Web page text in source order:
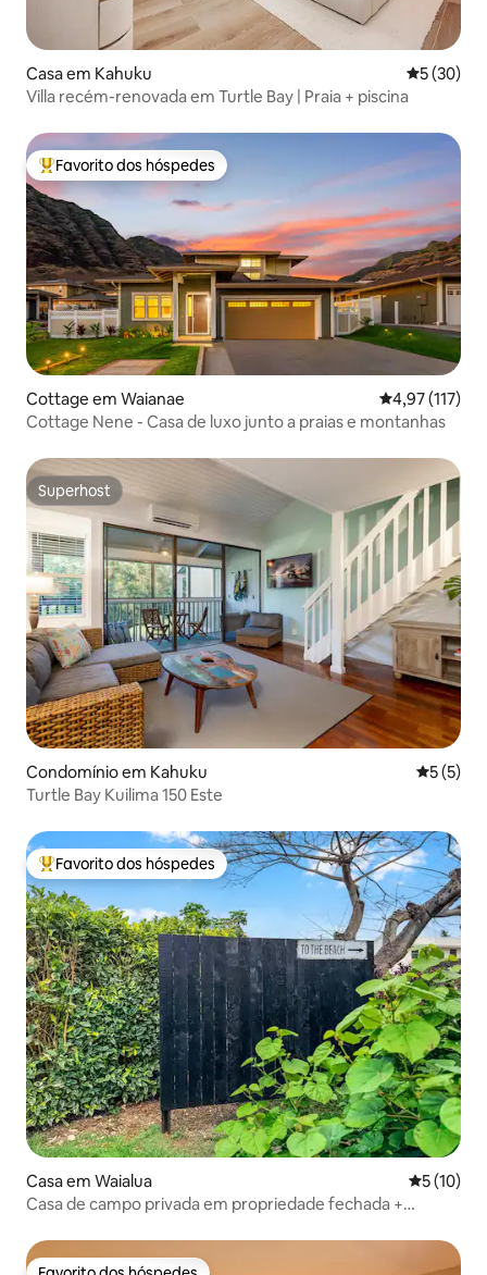
Casa em Kahuku
5 (30)
Villa recém-renovada em Turtle Bay | Praia + piscina
Favoritos dos hóspedes mais apreciados
Favorito dos hóspedes
Cottage em Waianae Classificação
4,97 (117)
Cottage Nene - Casa de luxo junto a praias e montanhas
Superhost
Superhost
Condomínio em Kahuku
5 (5)
Turtle Bay Kuilima 150 Este
Favoritos dos hóspedes mais apreciados
Favorito dos hóspedes
Casa em Waialua
5 (10)
Casa de campo privada em propriedade fechada +